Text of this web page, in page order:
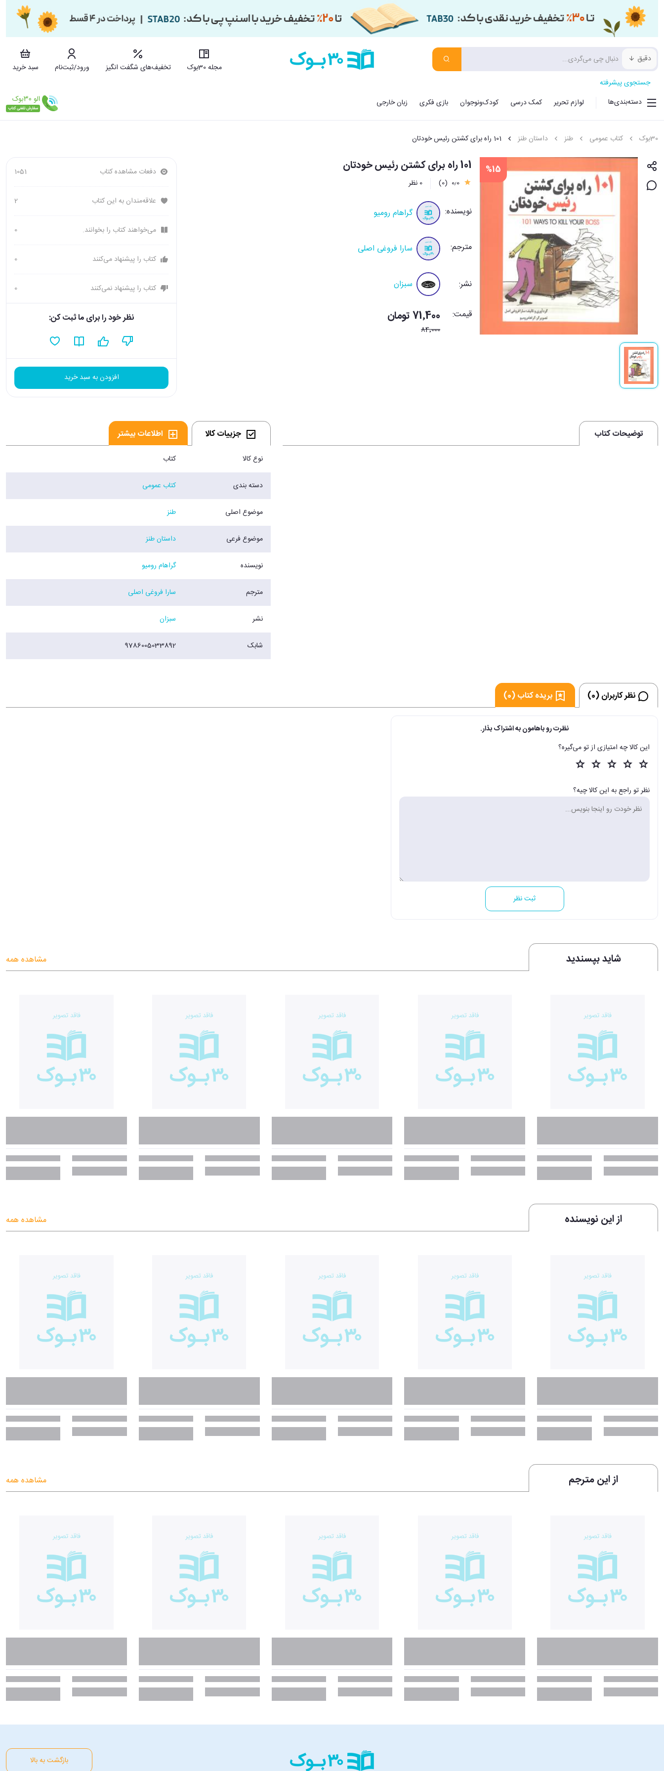
دقیق
مجله 30بوک تخفیف‌های شگفت انگیز ورود/ثبت‌نام
سبد خرید
جستجوی پیشرفته
دسته‌بندی‌ها
لوازم تحریر کمک درسی کودک‌ونوجوان بازی فکری زبان خارجی
30بوک کتاب عمومی طنز داستان طنز 101 راه برای کشتن رئیس خودتان
%15 101 راه برای کشتن رئیس خودتان
0٫0 (0) 0 نظر
نویسنده: گراهام رومیو
مترجم: سارا فروغی اصلی
نشر: سبزان
قیمت: 71٬400 تومان
84٬000
دفعات مشاهده کتاب 1051
علاقه‌مندان به این کتاب 2
می‌خواهند کتاب را بخوانند. 0
کتاب را پیشنهاد می‌کنند 0
کتاب را پیشنهاد نمی‌کنند 0
نظر خود را برای ما ثبت کن:
افزودن به سبد خرید
توضیحات کتاب جزییات کالا اطلاعات بیشتر
نوع کالا کتاب
دسته بندی کتاب عمومی
موضوع اصلی طنز
موضوع فرعی داستان طنز
نویسنده گراهام رومیو
مترجم سارا فروغی اصلی
نشر سبزان
شابک 9786005033892
نظر کاربران (0) بریده کتاب (0)
نظرت رو باهامون به اشتراک بذار.
این کالا چه امتیازی از تو می‌گیره؟
نظر تو راجع به این کالا چیه؟
ثبت نظر
شاید بپسندید مشاهده همه
از این نویسنده مشاهده همه
از این مترجم مشاهده همه
بازگشت به بالا